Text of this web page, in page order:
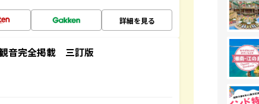
詳細を見る
音完全掲載 三訂版